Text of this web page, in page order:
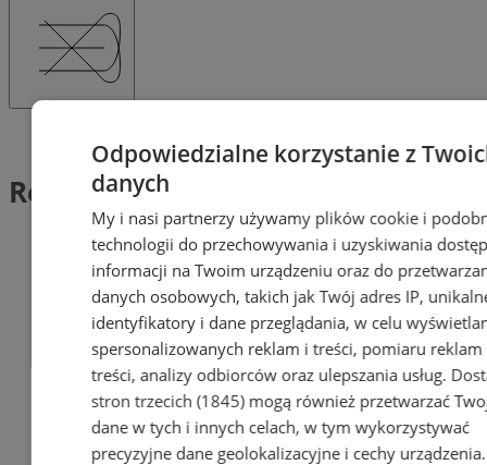
Tag: Remont Dróg
Remont Dróg (1)
Odpowiedzialne korzystanie z
danych
My i nasi partnerzy używamy plików cookie i
technologii do przechowywania i uzyskiwania
informacji na Twoim urządzeniu oraz do
danych osobowych, takich jak Twój adres IP,
identyfikatory i dane przeglądania, w celu
spersonalizowanych reklam i treści, pomiaru reklam
treści, analizy odbiorców oraz ulepszania usług.
stron trzecich (1845)mogą również przetwarzać
dane w tych i innych celach, w tym wykorzystywać
precyzyjne dane geolokalizacyjne i cechy